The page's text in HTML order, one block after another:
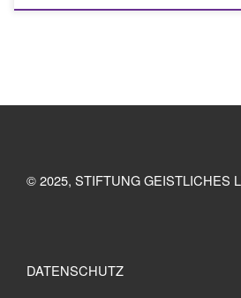
© 2025, STIFTUNG GEISTLICHES
DATENSCHUTZ